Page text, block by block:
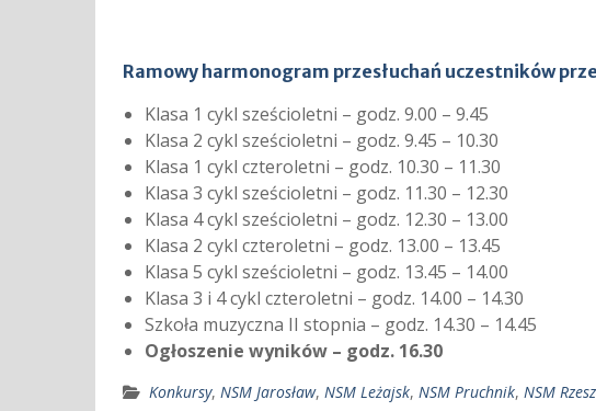
Ramowy harmonogram przesłuchań uczestników
Klasa 1 cykl sześcioletni – godz. 9.00 – 9.45
Klasa 2 cykl sześcioletni – godz. 9.45 – 10.30
Klasa 1 cykl czteroletni – godz. 10.30 – 11.30
Klasa 3 cykl sześcioletni – godz. 11.30 – 12.30
Klasa 4 cykl sześcioletni – godz. 12.30 – 13.00
Klasa 2 cykl czteroletni – godz. 13.00 – 13.45
Klasa 5 cykl sześcioletni – godz. 13.45 – 14.00
Klasa 3 i 4 cykl czteroletni – godz. 14.00 – 14.30
Szkoła muzyczna II stopnia – godz. 14.30 – 14.45
Ogłoszenie wyników – godz. 16.30
Konkursy, NSM Jarosław, NSM Leżajsk, NSM Pruchnik, NSM